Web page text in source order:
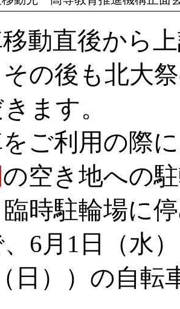
動直後から
の後も北大
ます。
ご利用の際
の空き地への
時駐輪場に
6月1日（水
日））の自